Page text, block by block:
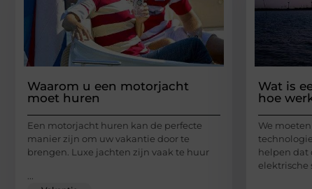
Waarom u een motorjacht
moet huren
Een motorjacht huren kan de perfecte
manier zijn om uw vakantie door te
brengen. Luxe jachten zijn vaak te huur
Wat is
hoe
We
helpen dat
elektrische